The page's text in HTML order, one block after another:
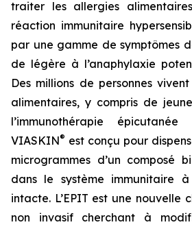
traiter les allergies
réaction immunitaire
par une gamme de symptômes
de légère à l’anaphylaxie
Des millions de personnes
alimentaires, y compris de
l’immunothérapie
VIASKIN® est conçu pour
microgrammes d’un composé
dans le système immunitaire
intacte. L’EPIT est une nouvelle
non invasif cherchant à